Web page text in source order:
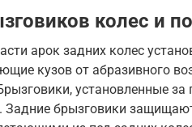
колес и
арок задних колес
кузов от абразивного
установленные за
Задние брызговики